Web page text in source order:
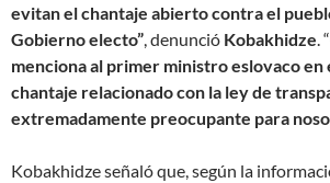
evitan el chantaje abierto contra el
Gobierno electo”, denunció Kobakhidze. “
menciona al primer ministro eslovaco
chantaje relacionado con la ley de
extremadamente preocupante para
Kobakhidze señaló que, según la